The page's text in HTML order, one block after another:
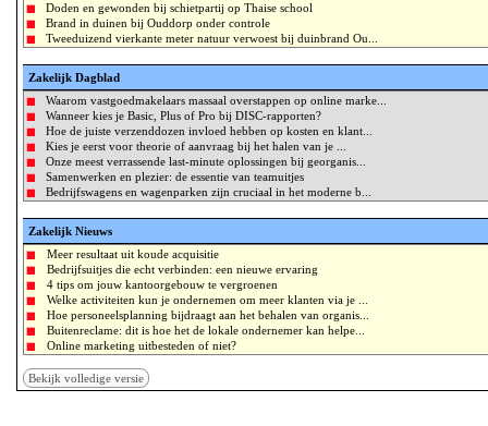
Doden en gewonden bij schietpartij op Thaise school
Brand in duinen bij Ouddorp onder controle
Tweeduizend vierkante meter natuur verwoest bij duinbrand Ou...
Zakelijk Dagblad
Waarom vastgoedmakelaars massaal overstappen op online marke...
Wanneer kies je Basic, Plus of Pro bij DISC-rapporten?
Hoe de juiste verzenddozen invloed hebben op kosten en klant...
Kies je eerst voor theorie of aanvraag bij het halen van je ...
Onze meest verrassende last-minute oplossingen bij georganis...
Samenwerken en plezier: de essentie van teamuitjes
Bedrijfswagens en wagenparken zijn cruciaal in het moderne b...
Zakelijk Nieuws
Meer resultaat uit koude acquisitie
Bedrijfsuitjes die echt verbinden: een nieuwe ervaring
4 tips om jouw kantoorgebouw te vergroenen
Welke activiteiten kun je ondernemen om meer klanten via je ...
Hoe personeelsplanning bijdraagt aan het behalen van organis...
Buitenreclame: dit is hoe het de lokale ondernemer kan helpe...
Online marketing uitbesteden of niet?
Bekijk volledige versie